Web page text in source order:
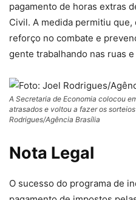
pagamento de horas extras
Civil. A medida permitiu
reforço no combate e
gente trabalhando nas ruas
A Secretaria de Economia colocou
atrasados e voltou a fazer os
Rodrigues/Agência Brasília
Nota Legal
O sucesso do programa de